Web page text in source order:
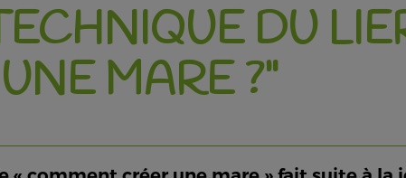
DU
MARE ?"